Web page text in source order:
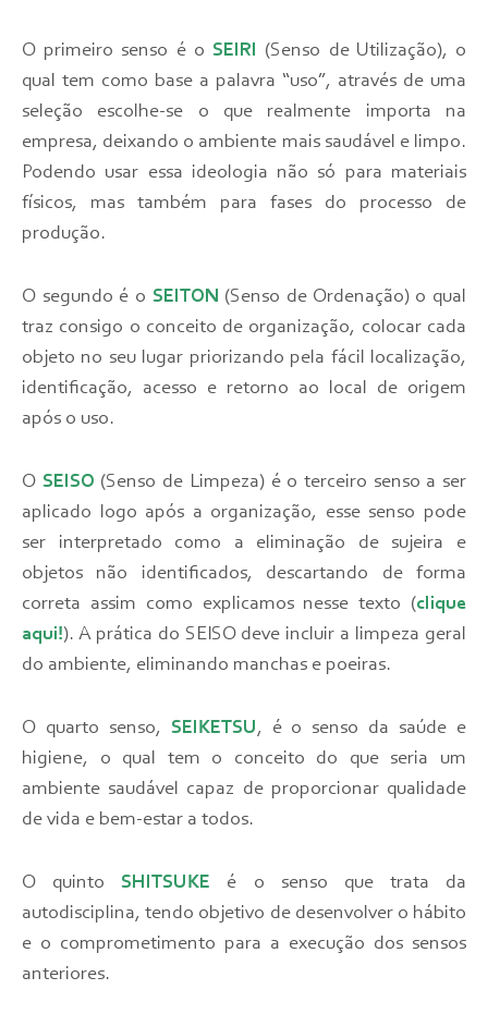
O primeiro senso é oSEIRI (Senso de Utilização), o
qual tem como base a palavra “uso”, através de uma
seleção escolhe-se o que realmente importa na
empresa, deixando o ambiente mais saudável e limpo.
Podendo usar essa ideologia não só para materiais
físicos, mas também para fases do processo de
produção.
O segundo é o SEITON (Senso de Ordenação) o qual
traz consigo o conceito de organização, colocar cada
objeto no seu lugar priorizando pela fácil localização,
identificação, acesso e retorno ao local de origem
após o uso.
O SEISO (Senso de Limpeza) é o terceiro senso a ser
aplicado logo após a organização, esse senso pode
ser interpretado como a eliminação de sujeira e
objetos não identificados, descartando de forma
correta assim como explicamos nesse texto (clique
aqui!). A prática do SEISO deve incluir a limpeza geral
do ambiente, eliminando manchas e poeiras.
O quarto senso, SEIKETSU, é o senso da saúde e
higiene, o qual tem o conceito do que seria um
ambiente saudável capaz de proporcionar qualidade
de vida e bem-estar a todos.
O quintoSHITSUKE é o senso que trata da
autodisciplina, tendo objetivo de desenvolver o hábito
e o comprometimento para a execução dos sensos
anteriores.